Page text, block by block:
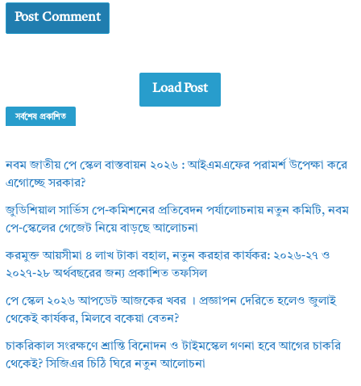
Load Post
সর্বশেষ প্রকাশিত
নবম জাতীয় পে স্কেল বাস্তবায়ন ২০২৬ : আইএমএফের পরামর্শ উপেক্ষা করে
এগোচ্ছে সরকার?
জুডিশিয়াল সার্ভিস পে-কমিশনের প্রতিবেদন পর্যালোচনায় নতুন কমিটি, নবম
পে-স্কেলের গেজেট নিয়ে বাড়ছে আলোচনা
করমুক্ত আয়সীমা ৪ লাখ টাকা বহাল, নতুন করহার কার্যকর: ২০২৬-২৭ ও
২০২৭-২৮ অর্থবছরের জন্য প্রকাশিত তফসিল
পে স্কেল ২০২৬ আপডেট আজকের খবর । প্রজ্ঞাপন দেরিতে হলেও জুলাই
থেকেই কার্যকর, মিলবে বকেয়া বেতন?
চাকরিকাল সংরক্ষণে শ্রান্তি বিনোদন ও টাইমস্কেল গণনা হবে আগের চাকরি
থেকেই? সিজিএর চিঠি ঘিরে নতুন আলোচনা